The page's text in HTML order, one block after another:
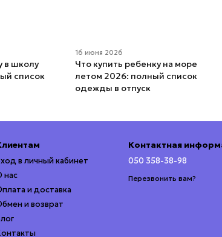
в школу
список
16 июня 2026
Что купить ребенку на море
летом 2026: полный список
одежды в отпуск
в личный кабинет
нас
и доставка
и возврат
Контактная
050 358-38-98
Перезвонить вам?